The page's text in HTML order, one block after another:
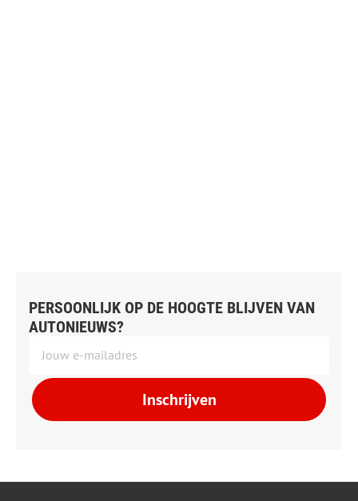
PERSOONLIJK OP DE HOOGTE BLIJVEN VAN
AUTONIEUWS?
Inschrijven